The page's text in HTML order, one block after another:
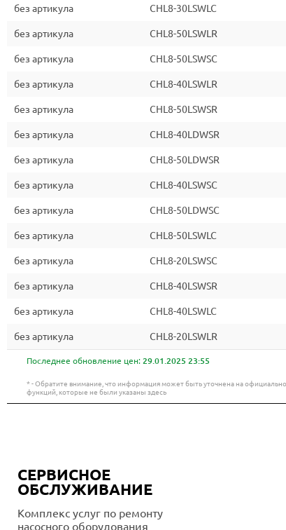
без артикула CHL8-30LSWLC
без артикула CHL8-50LSWLR
без артикула CHL8-50LSWSC
без артикула CHL8-40LSWLR
без артикула CHL8-50LSWSR
без артикула CHL8-40LDWSR
без артикула CHL8-50LDWSR
без артикула CHL8-40LSWSC
без артикула CHL8-50LDWSC
без артикула CHL8-50LSWLC
без артикула CHL8-20LSWSC
без артикула CHL8-40LSWSR
без артикула CHL8-40LSWLC
без артикула CHL8-20LSWLR
Последнее обновление цен: 29.01.2025 23:55
* - Обратите внимание, что информация может быть уточнена на
функций, которые не были указаны здесь
СЕРВИСНОЕ
ОБСЛУЖИВАНИЕ
Комплекс услуг по ремонту
насосного оборудования